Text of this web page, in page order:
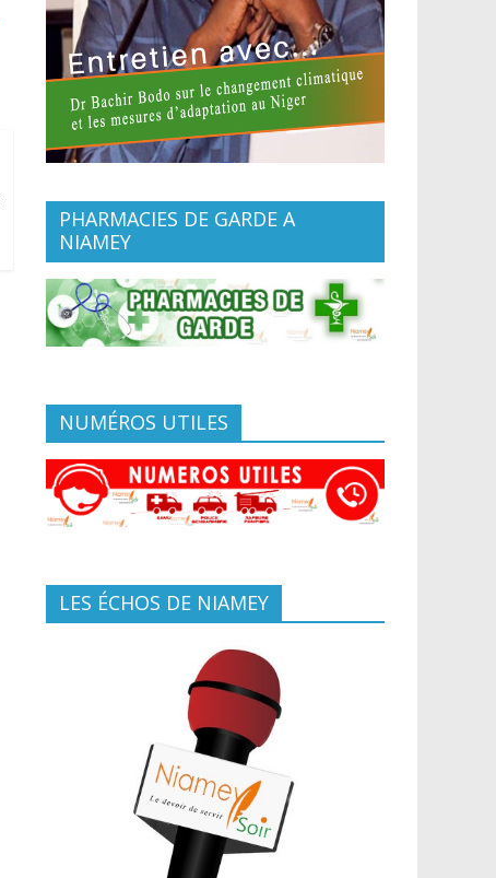
PHARMACIES DE GARDE A
NIAMEY
NUMÉROS UTILES
LES ÉCHOS DE NIAMEY